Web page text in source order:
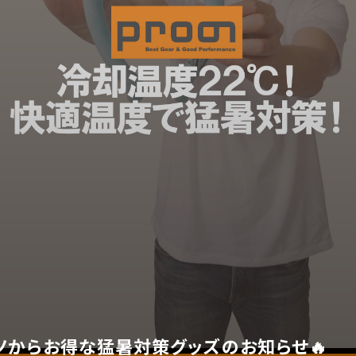
からお得な猛暑対策グッズのお知らせ🔥